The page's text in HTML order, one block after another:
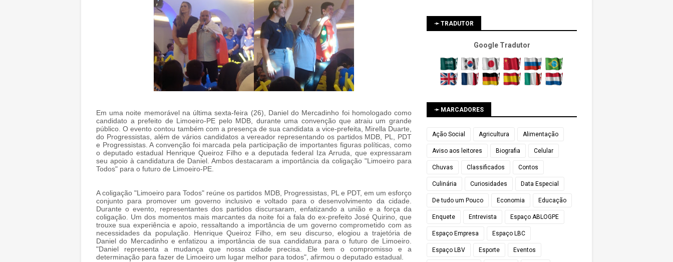
Em uma noite memorável na última sexta-feira (26), Daniel do Mercadinho foi homologado como
candidato a prefeito de Limoeiro-PE pelo MDB, durante uma convenção que atraiu um grande
público. O evento contou também com a presença de sua candidata a vice-prefeita, Mirella Duarte,
do Progressistas, além de vários candidatos a vereador representando os partidos MDB, PL, PDT
e Progressistas. A convenção foi marcada pela participação de importantes figuras políticas, como
o deputado estadual Henrique Queiroz Filho e a deputada federal Iza Arruda, que expressaram
seu apoio à candidatura de Daniel. Ambos destacaram a importância da coligação "Limoeiro para
Todos" para o futuro de Limoeiro-PE.
A coligação "Limoeiro para Todos" reúne os partidos MDB, Progressistas, PL e PDT, em um esforço
conjunto para promover um governo inclusivo e voltado para o desenvolvimento da cidade.
Durante o evento, representantes dos partidos discursaram, enfatizando a união e a força da
coligação. Um dos momentos mais marcantes da noite foi a fala do ex-prefeito José Quirino, que
trouxe sua experiência e apoio, ressaltando a importância de um governo comprometido com as
necessidades da população. Henrique Queiroz Filho, em seu discurso, elogiou a trajetória de
Daniel do Mercadinho e enfatizou a importância de sua candidatura para o futuro de Limoeiro.
"Daniel representa a mudança que nossa cidade precisa. Ele tem o compromisso e a
determinação para fazer de Limoeiro um lugar melhor para todos", afirmou o deputado estadual.
➛ TRADUTOR
Google Tradutor
➛ MARCADORES
Ação Social Agricultura Alimentação
Aviso aos leitores Biografia Celular
Chuvas Classificados Contos
Culinária Curiosidades Data Especial
De tudo um Pouco Economia Educação
Enquete Entrevista Espaço ABLOGPE
Espaço Empresa Espaço LBC
Espaço LBV Esporte Eventos